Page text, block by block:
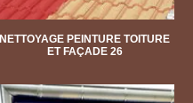
NETTOYAGE PEINTURE TOITURE
ET FAÇADE 26